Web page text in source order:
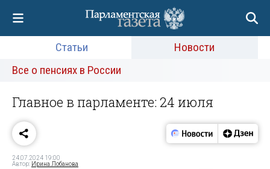
Статьи
Новости
Все о пенсиях в России
Главное в парламенте: 24 июля
24.07.2024 19:00
Автор: Ирина Лобанова